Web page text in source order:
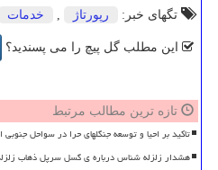
تگهای خبر:
رپورتاژ خدمات
این مطلب گل پیچ را می پسندید؟
تازه ترین مطالب مرتبط
تاکید بر احیا و توسعه جنگلهای حرا در سواحل جنوبی
هشدار زلزله شناس درباره ی گسل سرپل ذهاب